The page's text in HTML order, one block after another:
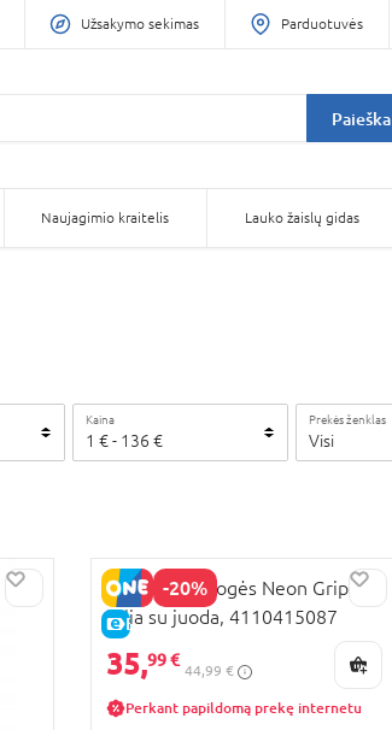
Užsakymo sekimas Parduotuvės
Paieška
Naujagimio kraitelis Lauko žaislų gidas
Kaina
1 €- 136 €
Prekės ženklas
Visi
-20%
E-KAINA
PLASTKON Rogės Neon Grip
žalia su juoda, 4110415087
35,99 €
44,99 €
Perkant papildomą prekę internetu